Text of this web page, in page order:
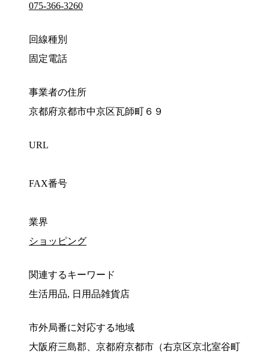
075-366-3260
回線種別
固定電話
事業者の住所
京都府京都市中京区瓦師町６９
URL
FAX番号
業界
ショッピング
関連するキーワード
生活用品, 日用品雑貨店
市外局番に対応する地域
大阪府三島郡、京都府京都市（右京区京北室谷町